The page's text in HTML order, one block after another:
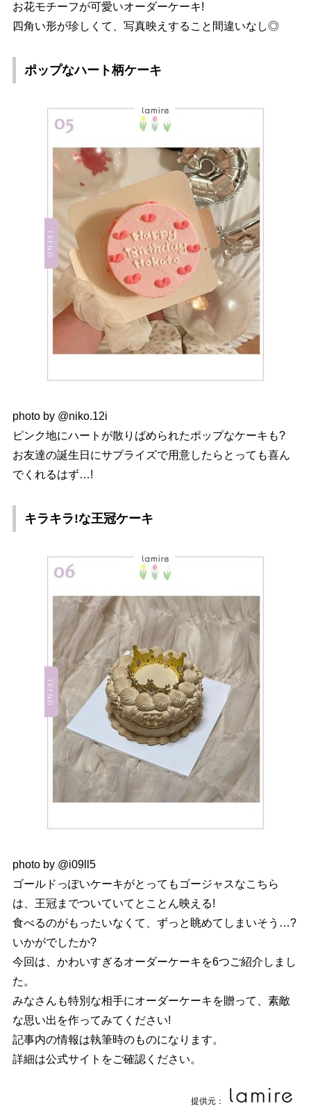
お花モチーフが可愛いオーダーケーキ!
四角い形が珍しくて、写真映えすること間違いなし◎
ポップなハート柄ケーキ
photo by @niko.12i
ピンク地にハートが散りばめられたポップなケーキも?
お友達の誕生日にサプライズで用意したらとっても喜ん
でくれるはず…!
キラキラ!な王冠ケーキ
photo by @i09ll5
ゴールドっぽいケーキがとってもゴージャスなこちら
は、王冠までついていてとことん映える!
食べるのがもったいなくて、ずっと眺めてしまいそう…?
いかがでしたか?
今回は、かわいすぎるオーダーケーキを6つご紹介しまし
た。
みなさんも特別な相手にオーダーケーキを贈って、素敵
な思い出を作ってみてください!
記事内の情報は執筆時のものになります。
詳細は公式サイトをご確認ください。
提供元：